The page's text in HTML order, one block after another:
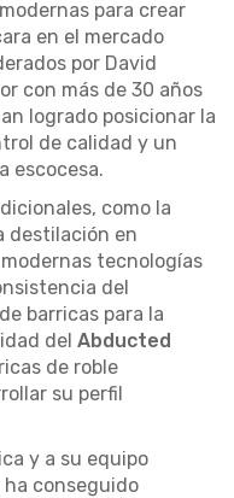
para crear
en el mercado
por David
con más de 30 años
logrado posicionar la
de calidad y un
escocesa.
como la
destilación en
tecnologías
del
barricas para la
del Abducted
de roble
su perfil
y a su equipo
conseguido